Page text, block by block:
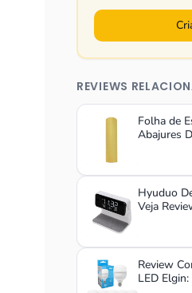
REVIEWS
Folha de
Abajures
Hyuduo
Veja
Review
LED